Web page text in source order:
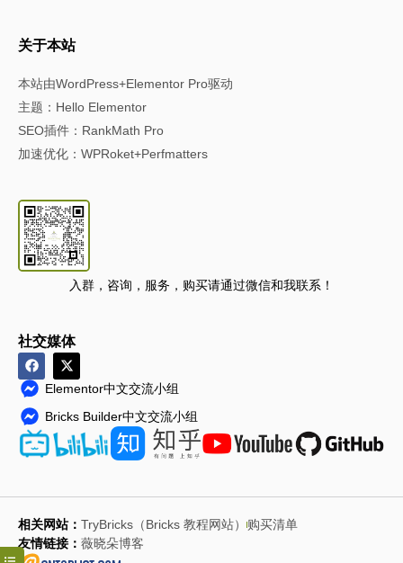
关于本站
本站由WordPress+Elementor Pro驱动
主题：Hello Elementor
SEO插件：RankMath Pro
加速优化：WPRoket+Perfmatters
入群，咨询，服务，购买请通过微信和我联系！
社交媒体
Elementor中文交流小组
Bricks Builder中文交流小组
相关网站： TryBricks（Bricks 教程网站）
购买清单
友情链接： 薇晓朵博客